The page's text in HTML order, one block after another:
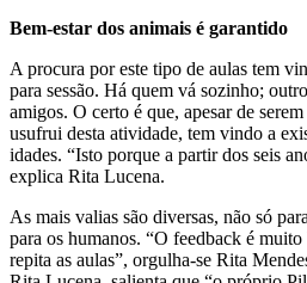
Bem-estar dos animais é garantido
A procura por este tipo de aulas tem
para sessão. Há quem vá sozinho;
amigos. O certo é que, apesar de
usufrui desta atividade, tem vindo a
idades. “Isto porque a partir dos seis
explica Rita Lucena.
As mais valias são diversas, não só
para os humanos. “O feedback é
repita as aulas”, orgulha-se Rita